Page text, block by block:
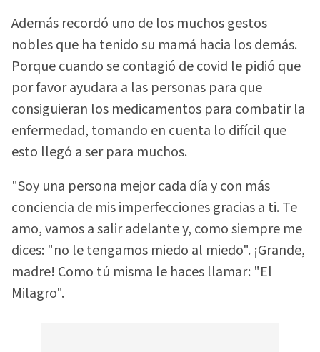
Además recordó uno de los muchos gestos
nobles que ha tenido su mamá hacia los demás.
Porque cuando se contagió de covid le pidió que
por favor ayudara a las personas para que
consiguieran los medicamentos para combatir la
enfermedad, tomando en cuenta lo difícil que
esto llegó a ser para muchos.
"Soy una persona mejor cada día y con más
conciencia de mis imperfecciones gracias a ti. Te
amo, vamos a salir adelante y, como siempre me
dices: "no le tengamos miedo al miedo". ¡Grande,
madre! Como tú misma le haces llamar: "El
Milagro".